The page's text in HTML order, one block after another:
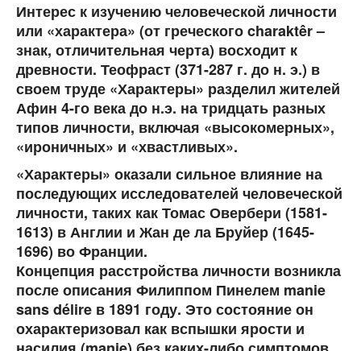
Интерес к изучению человеческой личности
или «характера» (от греческого charaktêr –
знак, отличительная черта) восходит к
древности. Теофраст (371-287 г. до н. э.) в
своем труде «Характеры» разделил жителей
Афин 4-го века до н.э. на тридцать разных
типов личности, включая «высокомерных»,
«ироничных» и «хвастливых».
«Характеры» оказали сильное влияние на
последующих исследователей человеческой
личности, таких какТомас Овербери (1581-
1613) в Англии и Жан де ла Бруйер (1645-
1696) во Франции.
Концепция расстройства личности возникла
после описания Филиппом Пинелем manie
sans délire в 1891 году. Это состояние он
охарактеризовал как вспышки ярости и